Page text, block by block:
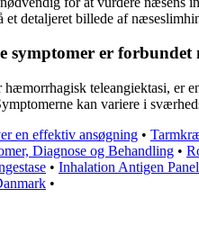
detaljeret billede af
symptomer er forbundet
teleangiektasi, er
kan variere i
en effektiv ansøgning •
Diagnose og Behandling •
• Inhalation Antigen
•